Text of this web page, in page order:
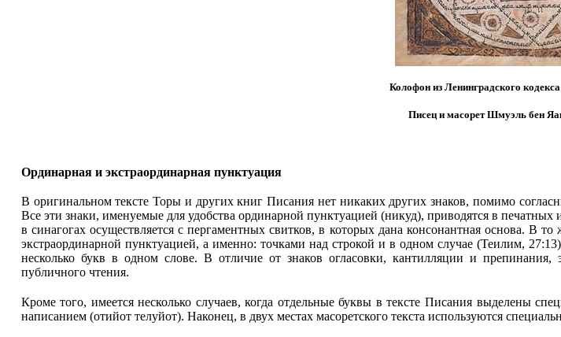
Колофон из Ленинградского
Писец и масорет Шмуэль бен
Ординарная и экстраординарная пунктуация
В оригинальном тексте Торы и других книг Писания нет никаких других знаков, помимо
Все эти знаки, именуемые для удобства ординарной пунктуацией (никуд), приводятся в
в синагогах осуществляется с пергаментных свитков, в которых дана консонантная основа.
экстраординарной пунктуацией, а именно: точками над строкой и в одном случае (Теилим,
несколько букв в одном слове. В отличие от знаков огласовки, кантилляции и
публичного чтения.
Кроме того, имеется несколько случаев, когда отдельные буквы в тексте Писания выделены
написанием (отийот телуйот). Наконец, в двух местах масоретского текста используются